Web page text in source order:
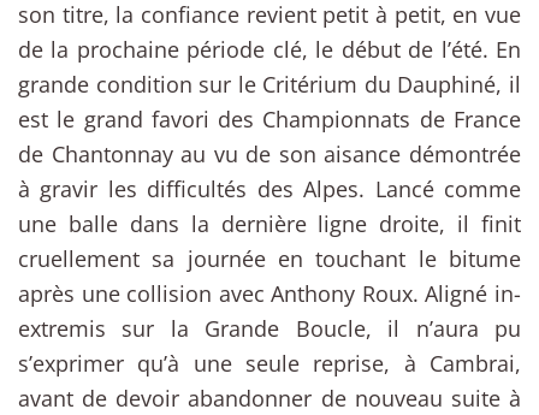
son titre, la confiance revient petit à petit, en vue
de la prochaine période clé, le début de l’été. En
grande condition sur le Critérium du Dauphiné, il
est le grand favori des Championnats de France
de Chantonnay au vu de son aisance démontrée
à gravir les difficultés des Alpes. Lancé comme
une balle dans la dernière ligne droite, il finit
cruellement sa journée en touchant le bitume
après une collision avec Anthony Roux. Aligné in-
extremis sur la Grande Boucle, il n’aura pu
s’exprimer qu’à une seule reprise, à Cambrai,
avant de devoir abandonner de nouveau suite à